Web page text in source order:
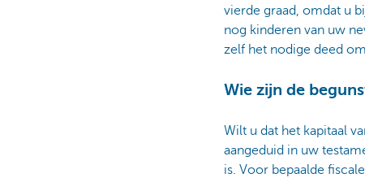
vierde graad, omdat u
nog kinderen van uw
zelf het nodige deed
Wie zijn de
Wilt u dat het kapitaal
aangeduid in uw
is. Voor bepaalde